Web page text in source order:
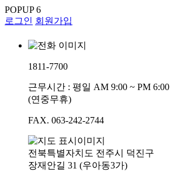
POPUP6
로그인 회원가입
1811-7700
근무시간 : 평일 AM 9:00 ~ PM 6:00
(연중무휴)
FAX. 063-242-2744
전북특별자치도 전주시 덕진구
장재안길 31 (우아동3가)